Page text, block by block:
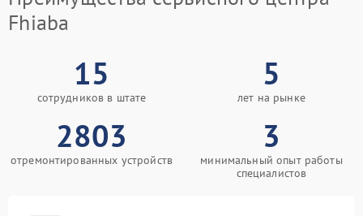
Fhiaba
15
сотрудников в штате
5
лет на рынке
2803
отремонтированных устройств
3
минимальный опыт работы
специалистов